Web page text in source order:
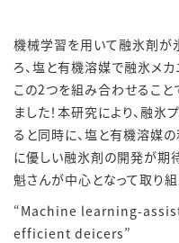
機械学習を用いて融氷剤が
ろ、塩と有機溶媒で融氷メ
この2つを組み合わせるこ
ました！本研究により、融
ると同時に、塩と有機溶媒
に優しい融氷剤の開発が期
魁さんが中心となって取り組
“Machine learning-
efficient deicers”